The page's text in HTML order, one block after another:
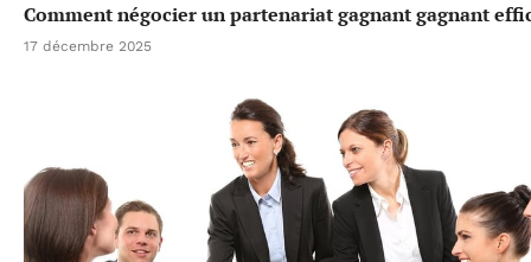
Comment négocier un partenariat gagnant gagnant
17 décembre 2025